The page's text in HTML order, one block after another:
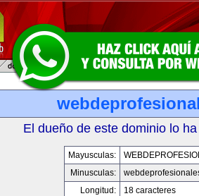
El dueño de este dominio lo
Mayusculas:
Minusculas:
Longitud:
18 caracteres